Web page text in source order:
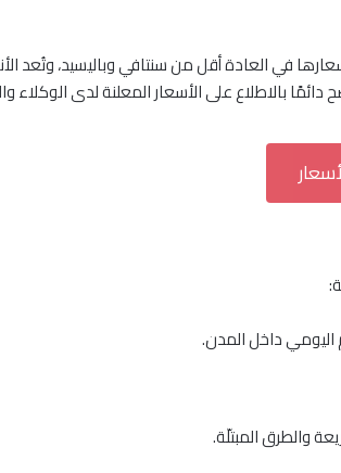
جيب هونداي في السعودية لعام 2026؛ لذلك تكون أسعارها في العادة أقل من سنتافي
بالاطلاع على الأسعار المعلنة لدى الوكلاء